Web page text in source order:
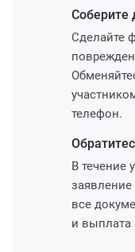
Соберите
Сделайте
телефон.
В течение
все
и выплата